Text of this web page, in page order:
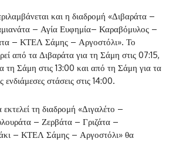
και η διαδρομή «Διβαράτα –
– Αγία Ευφημία– Καραβόμυλος –
– ΚΤΕΛ Σάμης – Αργοστόλι». Το
από τα Διβαράτα για τη Σάμη στις 07:15,
τη Σάμη στις 13:00 και από τη Σάμη για τα
ενδιάμεσες στάσεις στις 14:00.
τη διαδρομή «Διγαλέτο –
– Ζερβάτα – Γριζάτα –
– ΚΤΕΛ Σάμης – Αργοστόλι» θα